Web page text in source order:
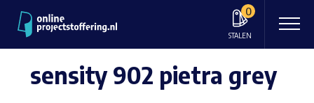
0
STALEN
sensity 902 pietra grey